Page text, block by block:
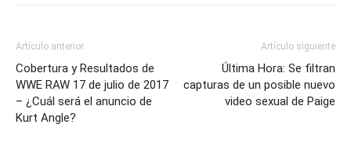
Artículo anterior
Cobertura y Resultados de
WWE RAW 17 de julio de 2017
– ¿Cuál será el anuncio de
Kurt Angle?
Artículo siguiente
Última Hora: Se filtran
capturas de un posible nuevo
video sexual de Paige